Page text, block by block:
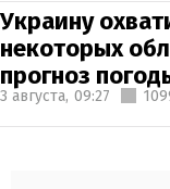
Украину
некоторых
прогноз
3 августа, 09:27